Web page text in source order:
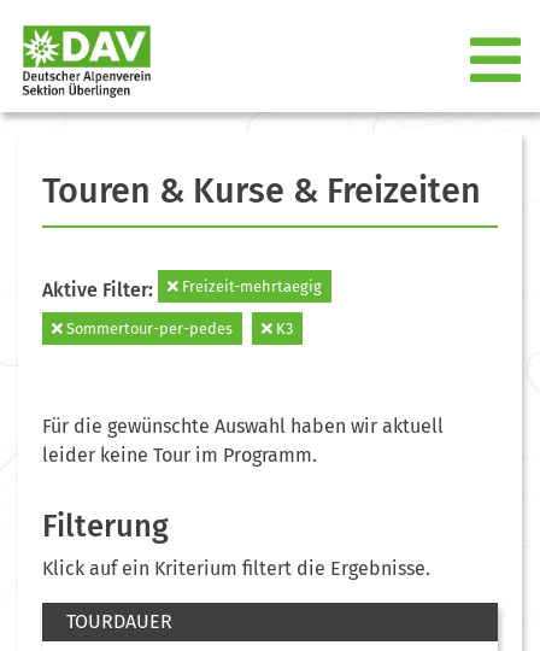
Touren & Kurse & Freizeiten
Aktive Filter: Freizeit-mehrtaegig
Sommertour-per-pedes K3
Für die gewünschte Auswahl haben wir aktuell
leider keine Tour im Programm.
Filterung
Klick auf ein Kriterium filtert die Ergebnisse.
TOURDAUER